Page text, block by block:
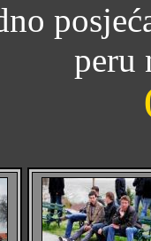
peru